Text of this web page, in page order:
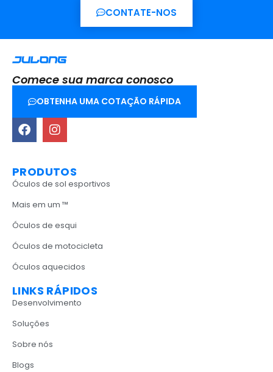
CONTATE-NOS
Comece sua marca conosco
OBTENHA UMA COTAÇÃO RÁPIDA
PRODUTOS
Óculos de sol esportivos
Mais em um ™
Óculos de esqui
Óculos de motocicleta
Óculos aquecidos
LINKS RÁPIDOS
Desenvolvimento
Soluções
Sobre nós
Blogs